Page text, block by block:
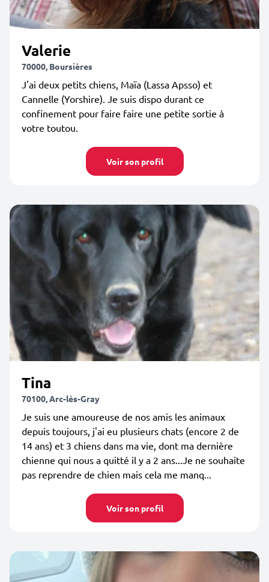
Valerie
70000, Boursières
J'ai deux petits chiens, Maïa (Lassa Apsso) et
Cannelle (Yorshire). Je suis dispo durant ce
confinement pour faire faire une petite sortie à
votre toutou.
Voir son profil
Tina
70100, Arc-lès-Gray
Je suis une amoureuse de nos amis les animaux
depuis toujours, j'ai eu plusieurs chats (encore 2 de
14 ans) et 3 chiens dans ma vie, dont ma dernière
chienne qui nous a quitté il y a 2 ans...Je ne souhaite
pas reprendre de chien mais cela me manq...
Voir son profil